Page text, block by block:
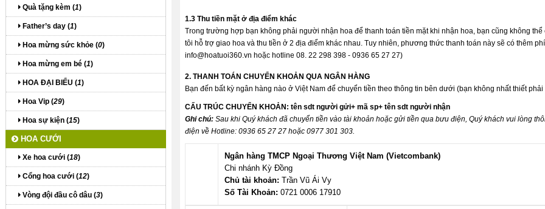
1.3 Thu tiền mặt ở địa điểm khác
Trong trường hợp bạn không phải người nhận hoa để thanh toán tiền mặt khi nhận hoa, bạn cũng không
tôi hỗ trợ giao hoa và thu tiền ở 2 địa điểm khác nhau. Tuy nhiên, phương thức thanh toán này sẽ có thêm
info@hoatuoi360.vn hoặc hotline 08. 22 298 398 - 0936 65 27 27)
2. THANH TOÁN CHUYỂN KHOẢN QUA NGÂN HÀNG
Bạn đến bất kỳ ngân hàng nào ở Việt Nam để chuyển tiền theo thông tin bên dưới (bạn không nhất thiết
CẤU TRÚC CHUYỂN KHOẢN: tên sdt người gửi+ mã sp+ tên sdt người nhận
Ghi chú: Sau khi Quý khách đã chuyển tiền vào tài khoản hoặc gửi tiền qua bưu điện, Quý khách vui lòng
điện về Hotline: 0936 65 27 27 hoặc 0977 301 303.
Ngân hàng TMCP Ngoại Thương Việt Nam (Vietcombank)
Chi nhánh Kỳ Đồng
Chủ tài khoản: Trần Vũ Ái Vy
Số Tài Khoản: 0721 0006 17910
Quà tặng kèm (1)
Father’s day (1)
Hoa mừng sức khỏe (0)
Hoa mừng em bé (1)
HOA ĐẠI BIỂU (1)
Hoa Vip (29)
Hoa sự kiện (15)
HOA CƯỚI
Xe hoa cưới (18)
Cổng hoa cưới (12)
Vòng đội đầu cô dâu (3)